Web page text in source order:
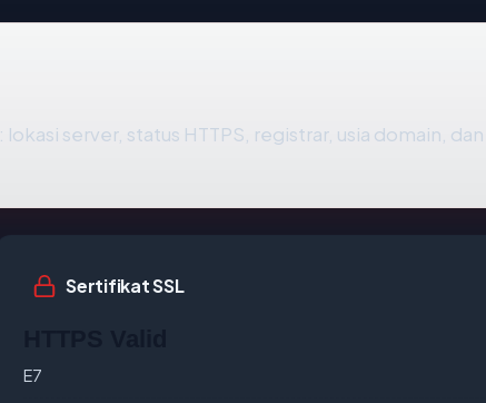
: lokasi server, status HTTPS, registrar, usia domain,
Sertifikat SSL
E7